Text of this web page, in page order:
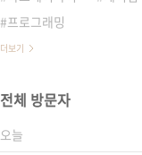
프로그래밍
더보기
전체 방문자
오늘